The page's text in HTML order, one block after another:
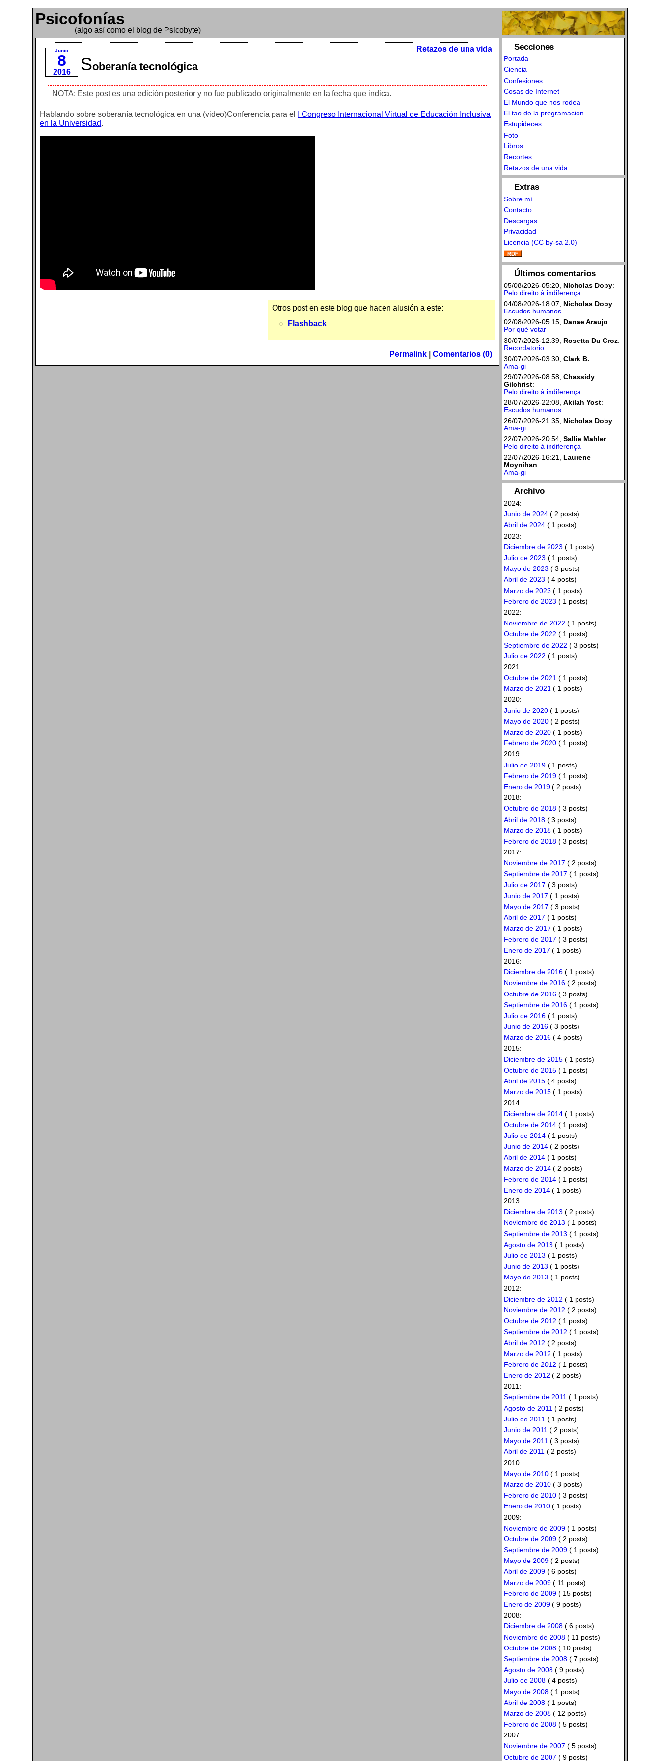
Psicofonías
(algo así como el blog de Psicobyte)
Junio
8
2016
Retazos de una vida
Soberanía tecnológica
NOTA: Este post es una edición posterior y no fue publicado originalmente en la fecha que indica.
Hablando sobre soberanía tecnológica en una (video)Conferencia para el
I Congreso Internacional Virtual de Educación Inclusiva
en la Universidad.
Otros post en este blog que hacen alusión a este:
Flashback
Permalink Comentarios (0)
Secciones
Portada
Ciencia
Confesiones
Cosas de Internet
El Mundo que nos rodea
El tao de la programación
Estupideces
Foto
Libros
Recortes
Retazos de una vida
Extras
Sobre mí
Contacto
Descargas
Privacidad
Licencia (CC by-sa 2.0)
Últimos comentarios
05/08/2026-05:20, Nicholas Doby:
Pelo direito à indiferença
04/08/2026-18:07, Nicholas Doby:
Escudos humanos
02/08/2026-05:15, Danae Araujo:
Por qué votar
30/07/2026-12:39, Rosetta Du Croz:
Recordatorio
30/07/2026-03:30, Clark B.:
Ama-gi
29/07/2026-08:58, Chassidy
Gilchrist:
Pelo direito à indiferença
28/07/2026-22:08, Akilah Yost:
Escudos humanos
26/07/2026-21:35, Nicholas Doby:
Ama-gi
22/07/2026-20:54, Sallie Mahler:
Pelo direito à indiferença
22/07/2026-16:21, Laurene
Moynihan:
Ama-gi
Archivo
2024:
Junio de 2024( 2 posts)
Abril de 2024( 1 posts)
2023:
Diciembre de 2023 ( 1 posts)
Julio de 2023 ( 1 posts)
Mayo de 2023 ( 3 posts)
Abril de 2023 ( 4 posts)
Marzo de 2023 ( 1 posts)
Febrero de 2023 ( 1 posts)
2022:
Noviembre de 2022 ( 1 posts)
Octubre de 2022 ( 1 posts)
Septiembre de 2022 ( 3 posts)
Julio de 2022 ( 1 posts)
2021:
Octubre de 2021 ( 1 posts)
Marzo de 2021( 1 posts)
2020:
Junio de 2020( 1 posts)
Mayo de 2020( 2 posts)
Marzo de 2020( 1 posts)
Febrero de 2020( 1 posts)
2019:
Julio de 2019( 1 posts)
Febrero de 2019( 1 posts)
Enero de 2019( 2 posts)
2018:
Octubre de 2018( 3 posts)
Abril de 2018( 3 posts)
Marzo de 2018( 1 posts)
Febrero de 2018( 3 posts)
2017:
Noviembre de 2017 ( 2 posts)
Septiembre de 2017 ( 1 posts)
Julio de 2017 ( 3 posts)
Junio de 2017 ( 1 posts)
Mayo de 2017 ( 3 posts)
Abril de 2017 ( 1 posts)
Marzo de 2017 ( 1 posts)
Febrero de 2017 ( 3 posts)
Enero de 2017 ( 1 posts)
2016:
Diciembre de 2016( 1 posts)
Noviembre de 2016( 2 posts)
Octubre de 2016( 3 posts)
Septiembre de 2016( 1 posts)
Julio de 2016( 1 posts)
Junio de 2016( 3 posts)
Marzo de 2016( 4 posts)
2015:
Diciembre de 2015( 1 posts)
Octubre de 2015( 1 posts)
Abril de 2015( 4 posts)
Marzo de 2015( 1 posts)
2014:
Diciembre de 2014( 1 posts)
Octubre de 2014( 1 posts)
Julio de 2014( 1 posts)
Junio de 2014( 2 posts)
Abril de 2014( 1 posts)
Marzo de 2014( 2 posts)
Febrero de 2014( 1 posts)
Enero de 2014( 1 posts)
2013:
Diciembre de 2013 ( 2 posts)
Noviembre de 2013 ( 1 posts)
Septiembre de 2013 ( 1 posts)
Agosto de 2013 ( 1 posts)
Julio de 2013 ( 1 posts)
Junio de 2013 ( 1 posts)
Mayo de 2013 ( 1 posts)
2012:
Diciembre de 2012 ( 1 posts)
Noviembre de 2012 ( 2 posts)
Octubre de 2012 ( 1 posts)
Septiembre de 2012 ( 1 posts)
Abril de 2012 ( 2 posts)
Marzo de 2012 ( 1 posts)
Febrero de 2012 ( 1 posts)
Enero de 2012 ( 2 posts)
2011:
Septiembre de 2011( 1 posts)
Agosto de 2011 ( 2 posts)
Julio de 2011 ( 1 posts)
Junio de 2011 ( 2 posts)
Mayo de 2011 ( 3 posts)
Abril de 2011( 2 posts)
2010:
Mayo de 2010( 1 posts)
Marzo de 2010( 3 posts)
Febrero de 2010( 3 posts)
Enero de 2010( 1 posts)
2009:
Noviembre de 2009( 1 posts)
Octubre de 2009( 2 posts)
Septiembre de 2009( 1 posts)
Mayo de 2009( 2 posts)
Abril de 2009( 6 posts)
Marzo de 2009( 11 posts)
Febrero de 2009( 15 posts)
Enero de 2009( 9 posts)
2008:
Diciembre de 2008( 6 posts)
Noviembre de 2008( 11 posts)
Octubre de 2008( 10 posts)
Septiembre de 2008( 7 posts)
Agosto de 2008( 9 posts)
Julio de 2008( 4 posts)
Mayo de 2008( 1 posts)
Abril de 2008( 1 posts)
Marzo de 2008( 12 posts)
Febrero de 2008( 5 posts)
2007:
Noviembre de 2007 ( 5 posts)
Octubre de 2007 ( 9 posts)